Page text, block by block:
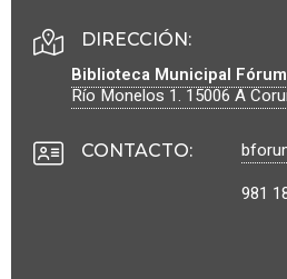
DIRECCIÓN:
Biblioteca Municipal
Río Monelos 1.15006A
CONTACTO:
981